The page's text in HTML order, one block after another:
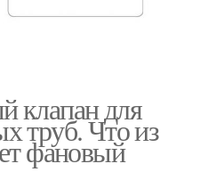
клапан для
труб. Что из
фановый